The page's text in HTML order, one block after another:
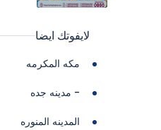
لايفوتك ايضا
مكه المكرمه
- مدينه جده
المدينه المنوره